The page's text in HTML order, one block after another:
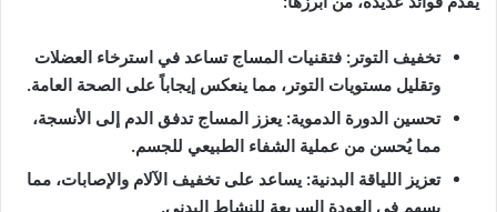
تخفيف التوتر: فتقنيات المساج تساعد في استرخاء العضلات
وتقليل مستويات التوتر، مما ينعكس إيجاباً على الصحة العامة.
تحسين الدورة الدموية: يعزز المساج تدفق الدم إلى الأنسجة،
مما يُحسن من عملية الشفاء الطبيعي للجسم.
تعزيز اللياقة البدنية: يساعد على تخفيف الآلام والإصابات، مما
يسهم في العودة السريعة للنشاط البدني.